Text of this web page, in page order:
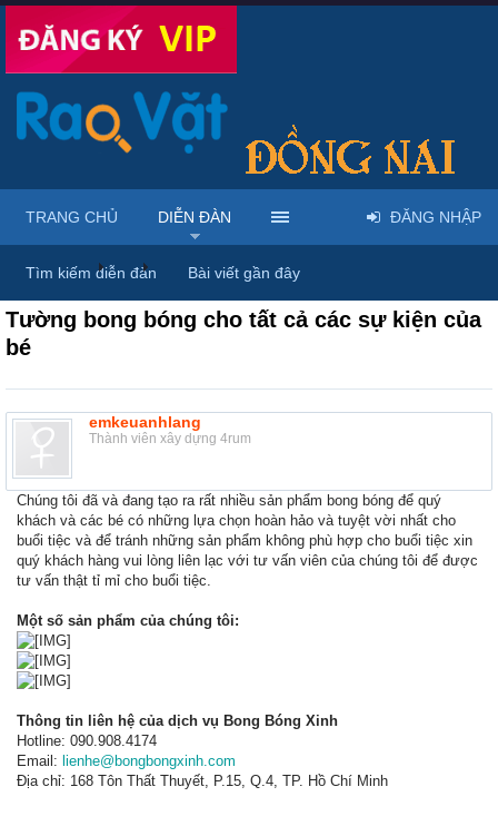
Diễn đàn ... Rao vặt tổng hợp - Uy tín - Miễn phí
Tường bong bóng cho tất cả các sự kiện của
bé
emkeuanhlang
Thành viên xây dựng 4rum
Chúng tôi đã và đang tạo ra rất nhiều sản phẩm bong bóng để quý
khách và các bé có những lựa chọn hoàn hảo và tuyệt vời nhất cho
buổi tiệc và để tránh những sản phẩm không phù hợp cho buổi tiệc xin
quý khách hàng vui lòng liên lạc với tư vấn viên của chúng tôi để được
tư vấn thật tỉ mỉ cho buổi tiệc.
Một số sản phẩm của chúng tôi:
Thông tin liên hệ của dịch vụ Bong Bóng Xinh
Hotline: 090.908.4174
Email: lienhe@bongbongxinh.com
Địa chỉ: 168 Tôn Thất Thuyết, P.15, Q.4, TP. Hồ Chí Minh
TRANG CHỦ DIỄN ĐÀN
Tìm kiếm diễn đàn Bài viết gần đây
ĐĂNG NHẬP